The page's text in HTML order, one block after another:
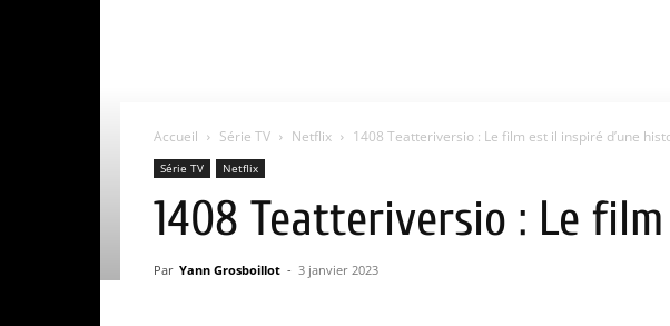
Accueil Série TV Netflix 1408 Teatteriversio : Le film est il inspiré d’une
Série TV Netflix
1408 Teatteriversio : Le
Par Yann Grosboillot - 3 janvier 2023